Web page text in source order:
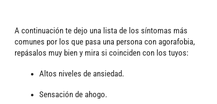
A continuación te dejo una lista de los síntomas más
comunes por los que pasa una persona con agorafobia,
repásalos muy bien y mira si coinciden con los tuyos:
Altos niveles de ansiedad.
Sensación de ahogo.